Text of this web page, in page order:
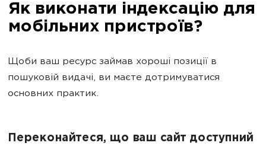
Як виконати індексацію для
мобільних пристроїв?
Щоби ваш ресурс займав хороші позиції в
пошуковій видачі, ви маєте дотримуватися
основних практик.
Переконайтеся, що ваш сайт доступний